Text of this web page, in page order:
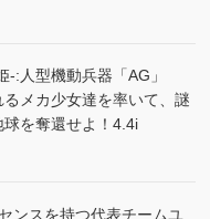
:人型機動兵器「AG」
メカ少女達を率いて、謎
を奪還せよ！4.4i
ンスを持つ代表チームユ